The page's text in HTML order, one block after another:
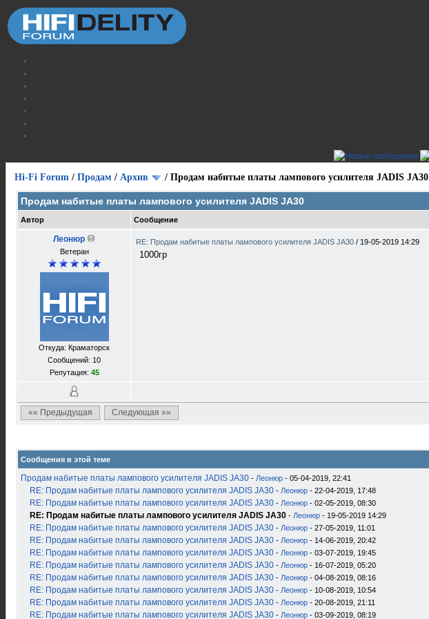
Hi-Fi Forum / Продам / Архив / Продам набитые платы лампового усилителя JADIS JA30
Продам набитые платы лампового усилителя JADIS JA30
Автор Сообщение
Леонюр
Ветеран
Откуда: Краматорск
Сообщений: 10
Репутация: 45
RE: Продам набитые платы лампового усилителя JADIS JA30 / 19-05-2019 14:29
1000гр
«« Предыдущая Следующая »»
Сообщения в этой теме
Продам набитые платы лампового усилителя JADIS JA30 - Леонюр - 05-04-2019, 22:41
RE: Продам набитые платы лампового усилителя JADIS JA30 - Леонюр - 22-04-2019, 17:48
RE: Продам набитые платы лампового усилителя JADIS JA30 - Леонюр - 02-05-2019, 08:30
RE: Продам набитые платы лампового усилителя JADIS JA30 - Леонюр - 19-05-2019 14:29
RE: Продам набитые платы лампового усилителя JADIS JA30 - Леонюр - 27-05-2019, 11:01
RE: Продам набитые платы лампового усилителя JADIS JA30 - Леонюр - 14-06-2019, 20:42
RE: Продам набитые платы лампового усилителя JADIS JA30 - Леонюр - 03-07-2019, 19:45
RE: Продам набитые платы лампового усилителя JADIS JA30 - Леонюр - 16-07-2019, 05:20
RE: Продам набитые платы лампового усилителя JADIS JA30 - Леонюр - 04-08-2019, 08:16
RE: Продам набитые платы лампового усилителя JADIS JA30 - Леонюр - 10-08-2019, 10:54
RE: Продам набитые платы лампового усилителя JADIS JA30 - Леонюр - 20-08-2019, 21:11
RE: Продам набитые платы лампового усилителя JADIS JA30 - Леонюр - 03-09-2019, 08:19